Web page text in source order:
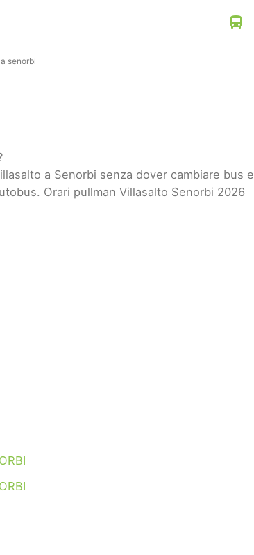
directions_bus
senorbi
a Senorbi senza dover cambiare bus e
Orari pullman Villasalto Senorbi 2026